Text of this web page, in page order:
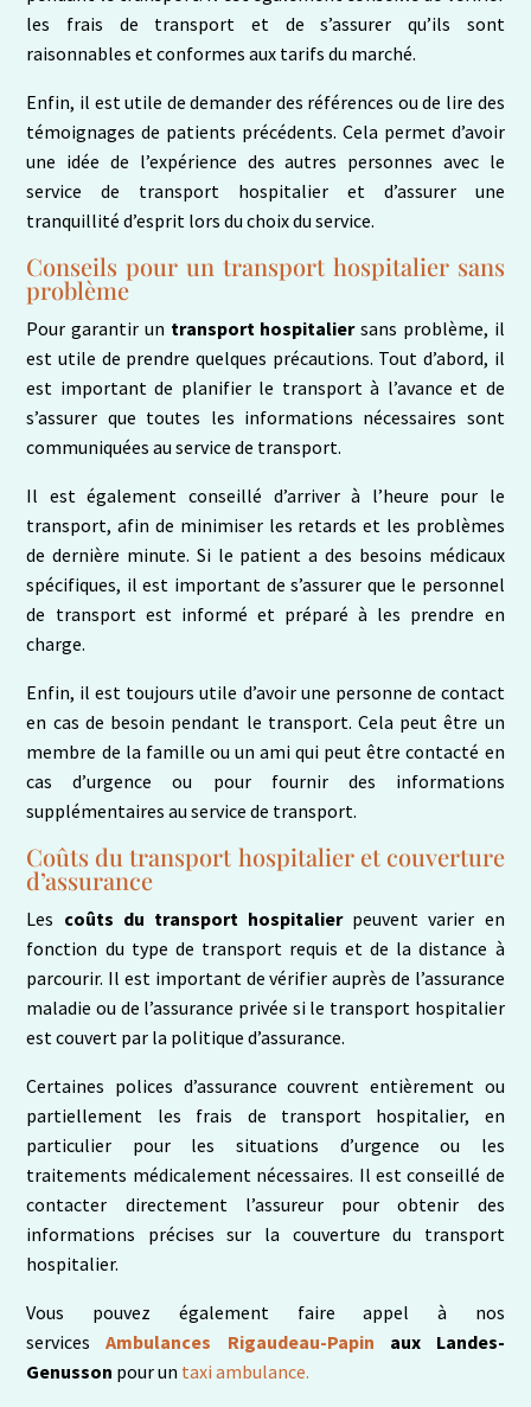
les frais de transport et de s’assurer qu’ils sont
raisonnables et conformes aux tarifs du marché.
Enfin, il est utile de demander des références ou de lire des
témoignages de patients précédents. Cela permet d’avoir
une idée de l’expérience des autres personnes avec le
service de transport hospitalier et d’assurer une
tranquillité d’esprit lors du choix du service.
Conseils pour un transport hospitalier sans
problème
Pour garantir un transport hospitalier sans problème, il
est utile de prendre quelques précautions. Tout d’abord, il
est important de planifier le transport à l’avance et de
s’assurer que toutes les informations nécessaires sont
communiquées au service de transport.
Il est également conseillé d’arriver à l’heure pour le
transport, afin de minimiser les retards et les problèmes
de dernière minute. Si le patient a des besoins médicaux
spécifiques, il est important de s’assurer que le personnel
de transport est informé et préparé à les prendre en
charge.
Enfin, il est toujours utile d’avoir une personne de contact
en cas de besoin pendant le transport. Cela peut être un
membre de la famille ou un ami qui peut être contacté en
cas d’urgence ou pour fournir des informations
supplémentaires au service de transport.
Coûts du transport hospitalier et couverture
d’assurance
Les coûts du transport hospitalier peuvent varier en
fonction du type de transport requis et de la distance à
parcourir. Il est important de vérifier auprès de l’assurance
maladie ou de l’assurance privée si le transport hospitalier
est couvert par la politique d’assurance.
Certaines polices d’assurance couvrent entièrement ou
partiellement les frais de transport hospitalier, en
particulier pour les situations d’urgence ou les
traitements médicalement nécessaires. Il est conseillé de
contacter directement l’assureur pour obtenir des
informations précises sur la couverture du transport
hospitalier.
Vous pouvez également faire appel à nos
servicesAmbulances Rigaudeau-Papin aux Landes-
Genusson pour un taxi ambulance.